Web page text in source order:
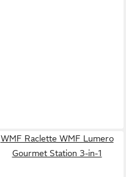
WMF Raclette WMF Lumero
Gourmet Station 3-in-1